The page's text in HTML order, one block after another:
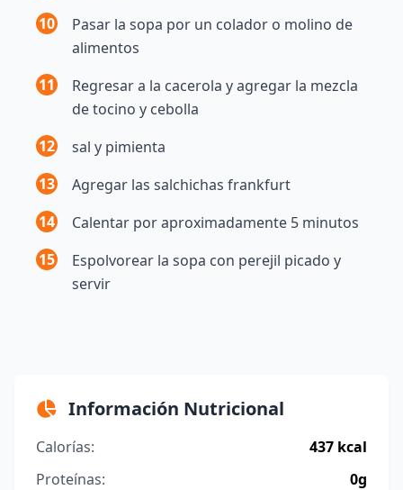
10
Pasar la sopa por un colador o molino de
alimentos
11
Regresar a la cacerola y agregar la mezcla
de tocino y cebolla
12
sal y pimienta
13
Agregar las salchichas frankfurt
14
Calentar por aproximadamente 5 minutos
15
Espolvorear la sopa con perejil picado y
servir
Información Nutricional
Calorías:
437 kcal
Proteínas:
0g